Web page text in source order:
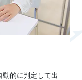
的に判定して出